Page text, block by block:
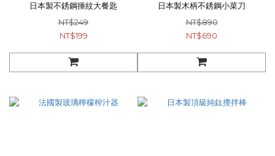
日本製不銹鋼捶紋大餐匙
NT$249
NT$199
日本製木柄不銹鋼小菜刀
NT$890
NT$690